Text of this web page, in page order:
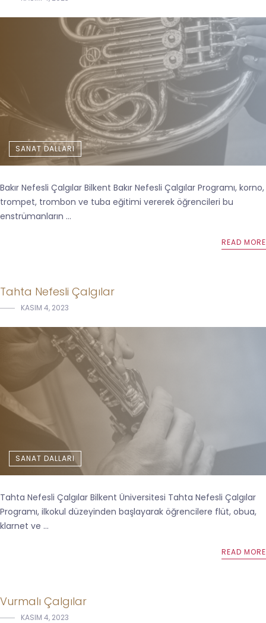
SANAT DALLARI
Bakır Nefesli Çalgılar Bilkent Bakır Nefesli Çalgılar Programı, korno,
trompet, trombon ve tuba eğitimi vererek öğrencileri bu
enstrümanların ...
READ MORE
Tahta Nefesli Çalgılar
KASIM 4, 2023
SANAT DALLARI
Tahta Nefesli Çalgılar Bilkent Üniversitesi Tahta Nefesli Çalgılar
Programı, ilkokul düzeyinden başlayarak öğrencilere flüt, obua,
klarnet ve ...
READ MORE
Vurmalı Çalgılar
KASIM 4, 2023